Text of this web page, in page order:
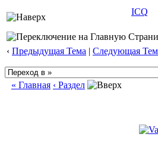
ICQ
‹ Предыдущая Тема | Следующая
« Главная ‹ Раздел